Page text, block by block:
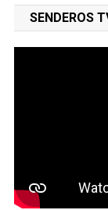
SENDEROS